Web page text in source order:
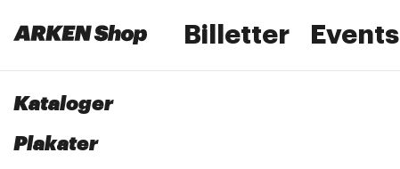
Billetter Events
Kataloger
Plakater